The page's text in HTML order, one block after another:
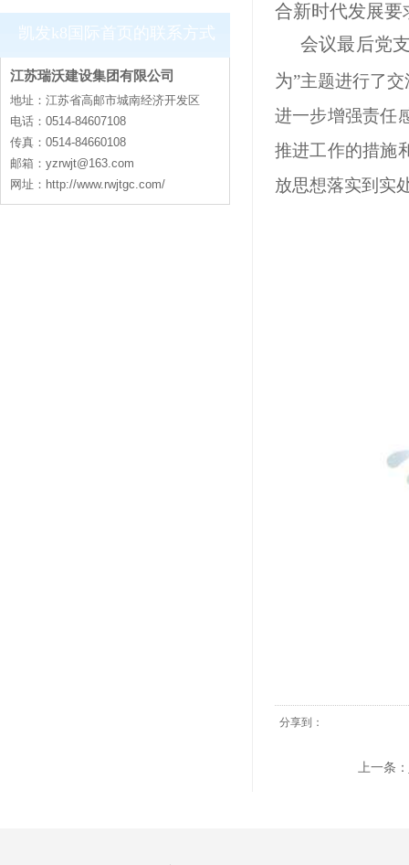
凯发k8国际首页的联系方式
contact
江苏瑞沃建设集团有限公司
地址：江苏省高邮市城南经济开发区
电话：0514-84607108
传真：0514-84660108
邮箱： yzrwjt@163.com
网址：http://www.rwjtgc.com/
合新时代发展要
会议最后党
为”主题进行了
进一步增强责任
推进工作的措施
放思想落实到实
分享到：
上一条：